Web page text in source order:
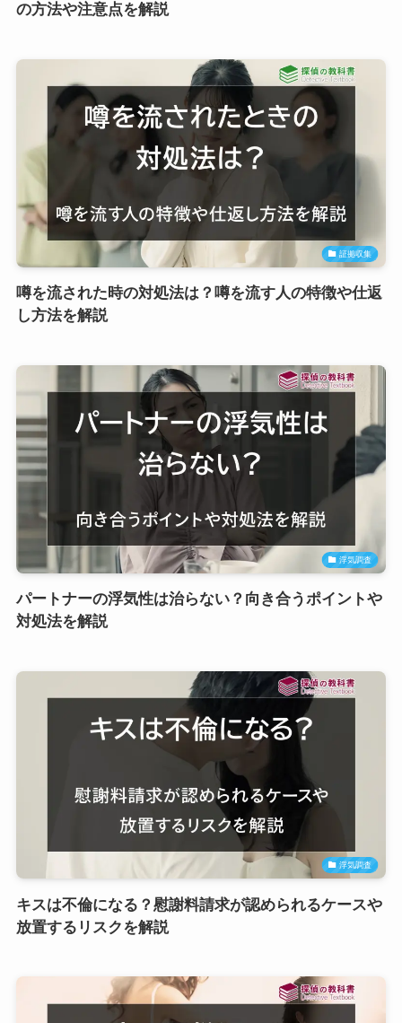
の方法や注意点を解説
証拠収集
噂を流された時の対処法は？噂を流す人の特徴や仕返
し方法を解説
浮気調査
パートナーの浮気性は治らない？向き合うポイントや
対処法を解説
浮気調査
キスは不倫になる？慰謝料請求が認められるケースや
放置するリスクを解説